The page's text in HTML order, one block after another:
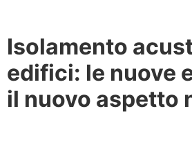
Isolamento
edifici: le nuove
il nuovo aspetto